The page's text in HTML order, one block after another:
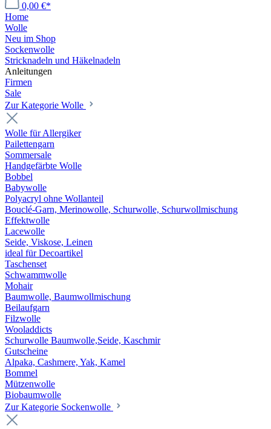
0,00 €*
Home
Wolle
Neu im Shop
Sockenwolle
Stricknadeln und Häkelnadeln
Anleitungen
Firmen
Sale
Zur Kategorie Wolle
Wolle für Allergiker
Pailettengarn
Sommersale
Handgefärbte Wolle
Bobbel
Babywolle
Polyacryl ohne Wollanteil
Bouclé-Garn, Merinowolle, Schurwolle, Schurwollmischung
Effektwolle
Lacewolle
Seide, Viskose, Leinen
ideal für Decoartikel
Taschenset
Schwammwolle
Mohair
Baumwolle, Baumwollmischung
Beilaufgarn
Filzwolle
Wooladdicts
Schurwolle Baumwolle,Seide, Kaschmir
Gutscheine
Alpaka, Cashmere, Yak, Kamel
Bommel
Mützenwolle
Biobaumwolle
Zur Kategorie Sockenwolle